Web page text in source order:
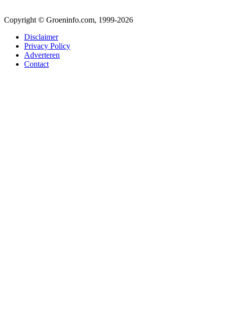
Copyright © Groeninfo.com, 1999-2026
Disclaimer
Privacy Policy
Adverteren
Contact